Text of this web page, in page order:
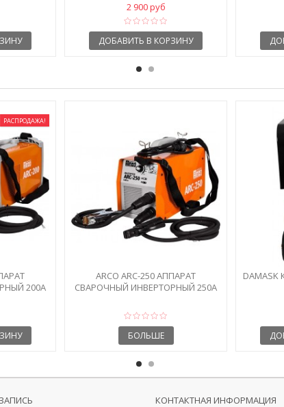
2 900 руб
ДОБАВИТЬ В КОРЗИНУ
РАСПРОДАЖА!
200А
ARCO ARC-250 АППАРАТ
СВАРОЧНЫЙ ИНВЕРТОРНЫЙ 250А
БОЛЬШЕ
КОНТАКТНАЯ ИНФОРМАЦИЯ